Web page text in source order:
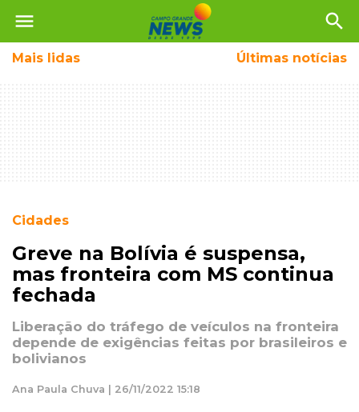
menu search
Mais lidas Últimas notícias
Cidades
Greve na Bolívia é suspensa,
mas fronteira com MS continua
fechada
Liberação do tráfego de veículos na fronteira
depende de exigências feitas por brasileiros e
bolivianos
Ana Paula Chuva | 26/11/2022 15:18